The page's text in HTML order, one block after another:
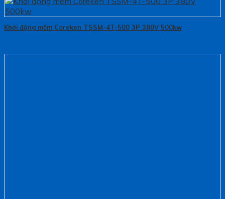
Khởi động mềm Coreken TSSM-4T-500 3P 380V 500kw